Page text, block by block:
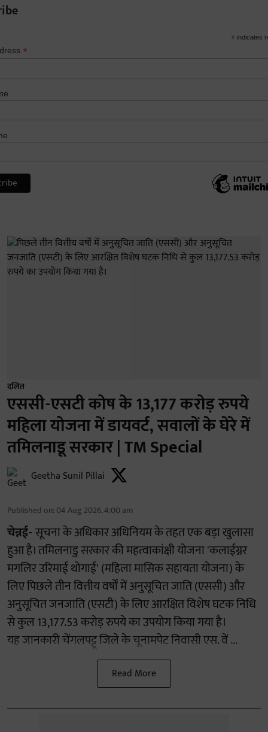
* indicates
*
दलित
एससी-एसटी कोष के 13,177 करोड़ रुपये
महिला योजना में डायवर्ट, सवालों के घेरे में
तमिलनाडू सरकार | TM Special
Geetha Sunil Pillai
Published on: 04 Aug 2026, 4:00 am
चेन्नई-सूचना के अधिकार अधिनियम के तहत एक बड़ा खुलासा
हुआ है। तमिलनाडु सरकार की महत्वाकांक्षी योजना 'कलाईग्नर
मगलिर उरिमाई थोगाई' (महिला मासिक सहायता योजना) के
लिए पिछले तीन वित्तीय वर्षों में अनुसूचित जाति (एससी) और
अनुसूचित जनजाति (एसटी) के लिए आरक्षित विशेष घटक निधि
से कुल 13,177.53 करोड़ रुपये का उपयोग किया गया है।
यह जानकारी चेंगलपट्टू जिले के चूनामपेट निवासी एस. वें ...
Read More